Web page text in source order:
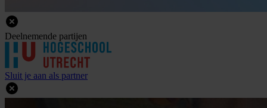
Deelnemende partijen
Sluit je aan als partner